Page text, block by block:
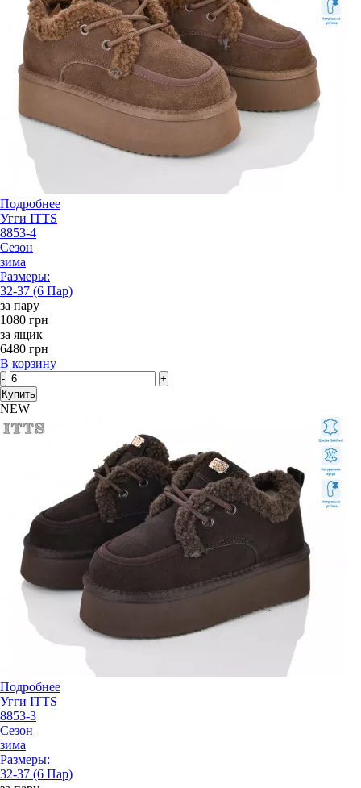
Подробнее
Угги ITTS
8853-4
Сезон
зима
Размеры:
32-37 (6 Пар)
за пару
1080 грн
за ящик
6480 грн
В корзину
-
+
Купить
NEW
Подробнее
Угги ITTS
8853-3
Сезон
зима
Размеры:
32-37 (6 Пар)